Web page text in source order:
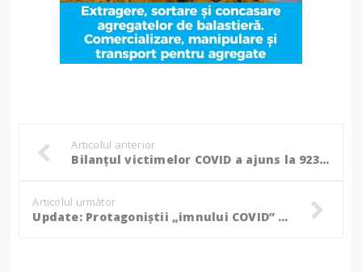
Articolul anterior
Bilanțul victimelor COVID a ajuns la 923. Printre acestea, încă un botoșănean
Articolul următor
Update: Protagoniștii „imnului COVID” de Botoșani, cercetați pentru zădărnicirea combaterii bolilor